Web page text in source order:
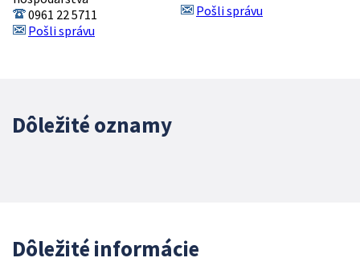
0961 22 5711
Pošli správu
Pošli správu
Dôležité oznamy
Dôležité informácie